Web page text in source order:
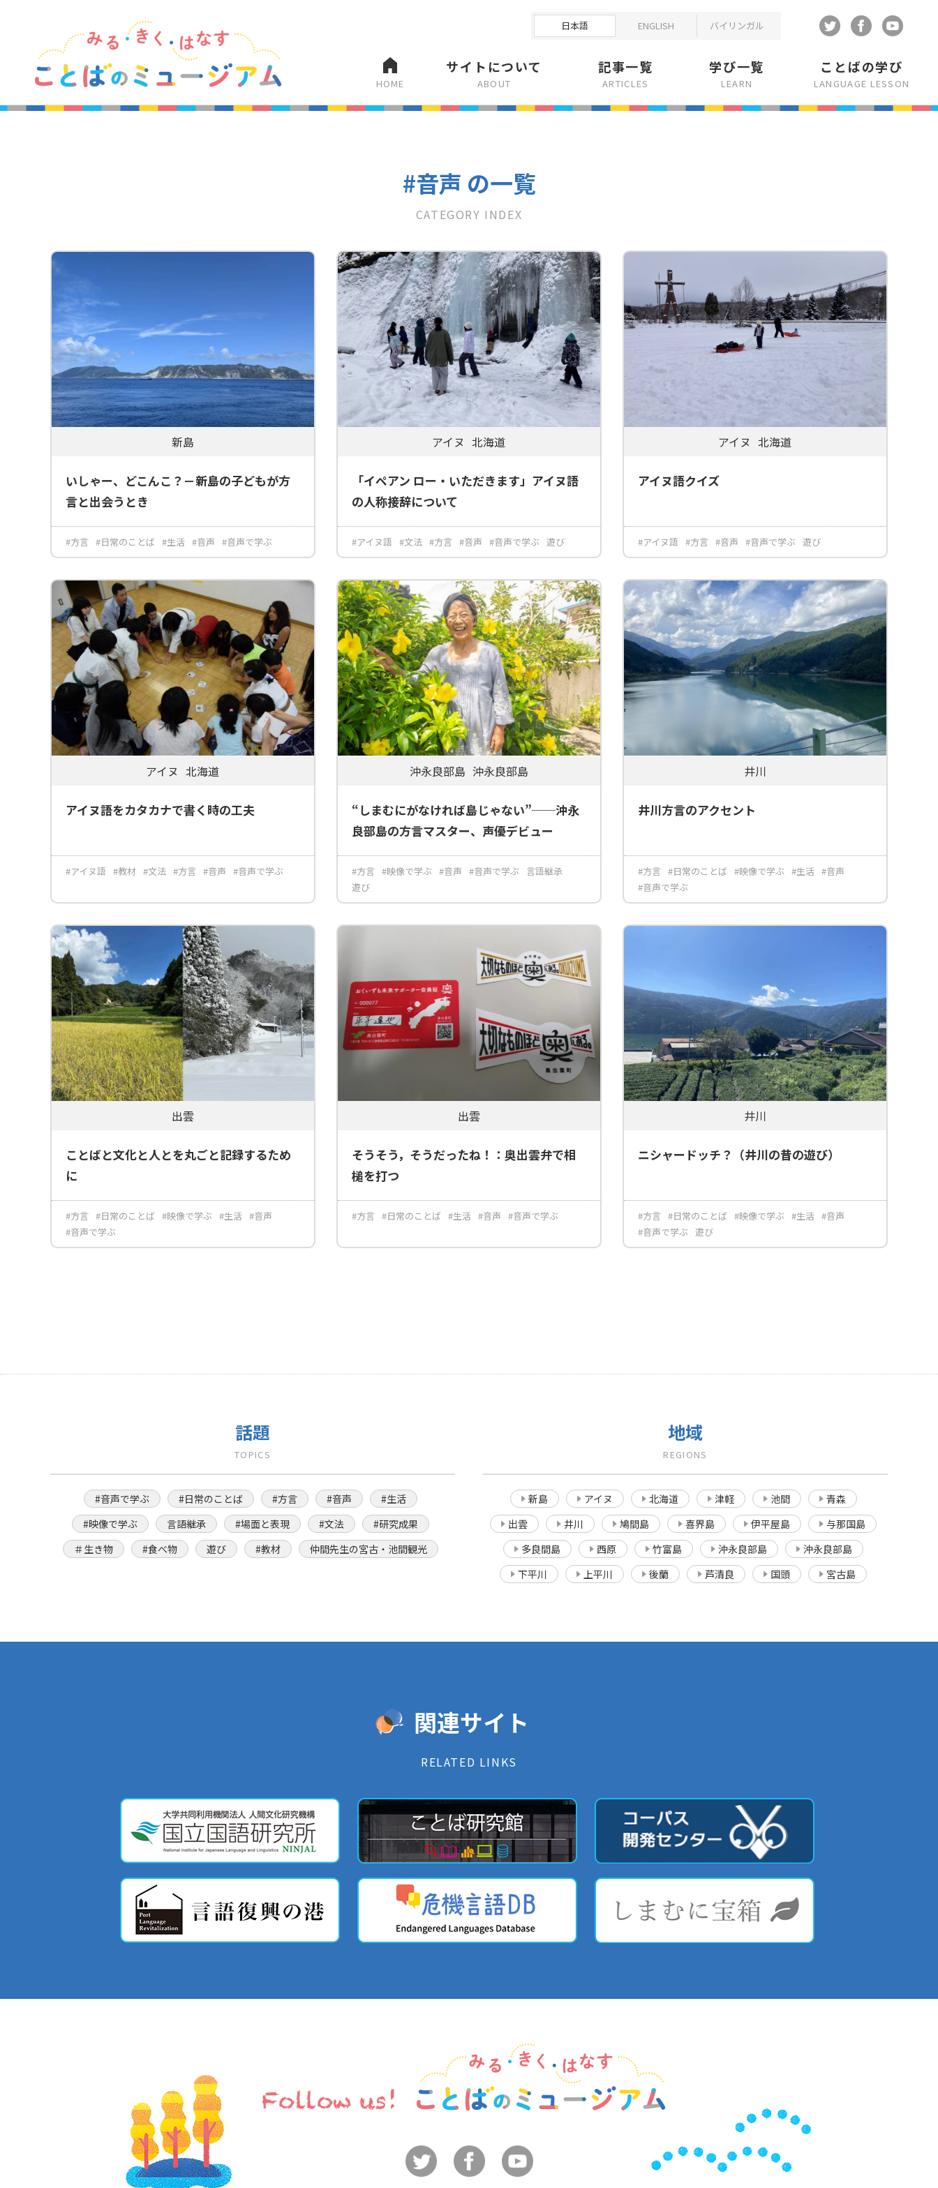
HOME
サイトについて
ABOUT
記事一覧
ARTICLES
学び一覧
LEARN
ことばの学び
LANGUAGE LESSON
日本語 ENGLISH バイリンガル
#音声 の一覧
CATEGORY INDEX
新島
いしゃー、どこんこ？－新島の子どもが方
言と出会うとき
#方言 #日常のことば #生活 #音声 #音声で学ぶ
アイヌ 北海道
「イペアン ロー・いただきます」アイヌ語
の人称接辞について
#アイヌ語 #文法 #方言 #音声 #音声で学ぶ 遊び
アイヌ 北海道
アイヌ語クイズ
#アイヌ語 #方言 #音声 #音声で学ぶ 遊び
アイヌ 北海道
アイヌ語をカタカナで書く時の工夫
#アイヌ語 #教材 #文法 #方言 #音声 #音声で学ぶ
沖永良部島 沖永良部島
“しまむにがなければ島じゃない”──沖永
良部島の方言マスター、声優デビュー
#方言 #映像で学ぶ #音声 #音声で学ぶ
言語継承
遊び
井川
井川方言のアクセント
#方言 #日常のことば #映像で学ぶ #生活 #音声
#音声で学ぶ
出雲
ことばと文化と人とを丸ごと記録するため
に
#方言 #日常のことば #映像で学ぶ #生活 #音声
#音声で学ぶ
出雲
そうそう，そうだったね！：奥出雲弁で相
槌を打つ
#方言 #日常のことば #生活 #音声 #音声で学ぶ
井川
ニシャードッチ？（井川の昔の遊び）
#方言 #日常のことば #映像で学ぶ #生活 #音声
#音声で学ぶ 遊び
話題
TOPICS
#音声で学ぶ #日常のことば #方言 #音声
#生活
#映像で学ぶ
言語継承 #場面と表現 #文法
#研究成果
＃生き物
#食べ物 遊び #教材 仲間先生の宮古・池間観光
地域
REGIONS
新島 アイヌ 北海道 津軽 池間
青森
出雲
井川 鳩間島 喜界島 伊平屋島
与那国島
多良間島
西原 竹富島 沖永良部島
沖永良部島
下平川
上平川 後蘭 芦清良 国頭 宮古島
関連サイト
RELATED LINKS